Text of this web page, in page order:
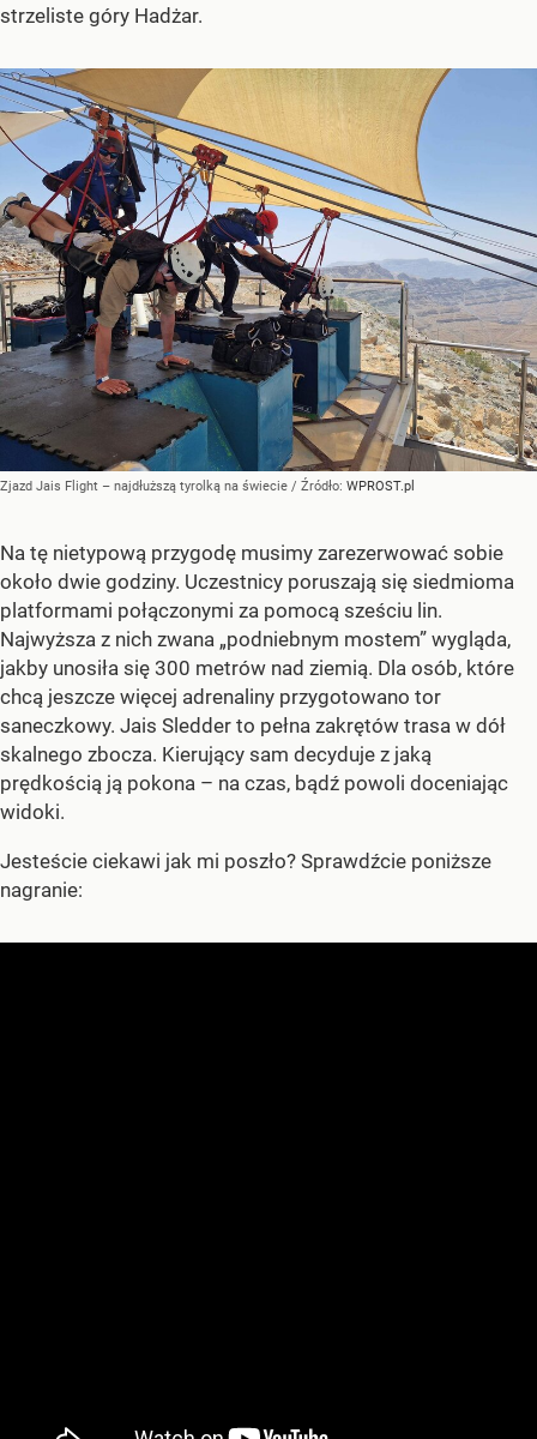
strzeliste góry Hadżar.
Zjazd Jais Flight – najdłuższą tyrolką na świecie / Źródło: WPROST.pl
Na tę nietypową przygodę musimy zarezerwować sobie
około dwie godziny. Uczestnicy poruszają się siedmioma
platformami połączonymi za pomocą sześciu lin.
Najwyższa z nich zwana „podniebnym mostem” wygląda,
jakby unosiła się 300 metrów nad ziemią. Dla osób, które
chcą jeszcze więcej adrenaliny przygotowano tor
saneczkowy. Jais Sledder to pełna zakrętów trasa w dół
skalnego zbocza. Kierujący sam decyduje z jaką
prędkością ją pokona – na czas, bądź powoli doceniając
widoki.
Jesteście ciekawi jak mi poszło? Sprawdźcie poniższe
nagranie: